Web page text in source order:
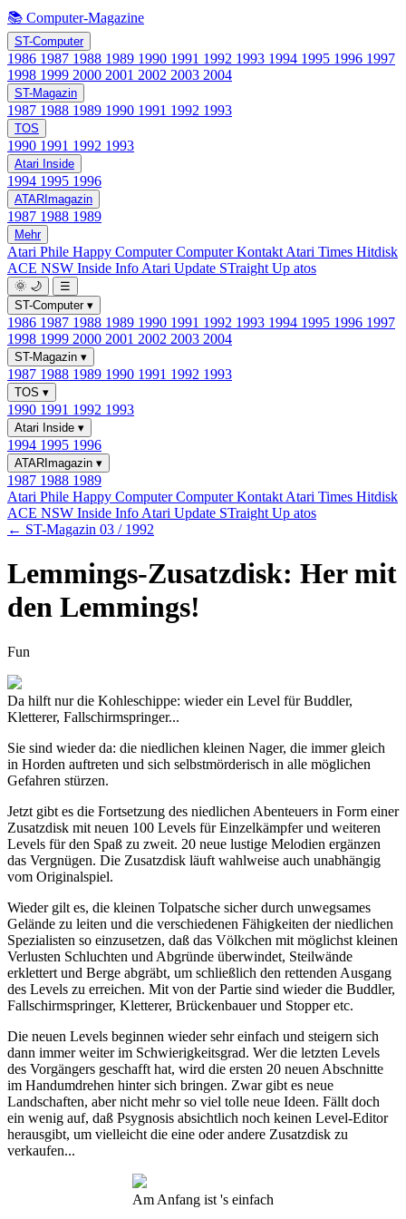
📚 Computer-Magazine
ST-Computer
1986 1987 1988 1989 1990 1991 1992 1993 1994 1995 1996 1997
1998 1999 2000 2001 2002 2003 2004
ST-Magazin
1987 1988 1989 1990 1991 1992 1993
TOS
1990 1991 1992 1993
Atari Inside
1994 1995 1996
ATARImagazin
1987 1988 1989
Mehr
Atari Phile Happy ComputerComputer Kontakt Atari Times Hitdisk
ACE NSW Inside Info Atari Update STraight Up atos
🌞 🌙
☰
ST-Computer ▾
1986 1987 1988 1989 1990 1991 1992 1993 1994 1995 1996 1997
1998 1999 2000 2001 2002 2003 2004
ST-Magazin ▾
1987 1988 1989 1990 1991 1992 1993
TOS ▾
1990 1991 1992 1993
Atari Inside ▾
1994 1995 1996
ATARImagazin ▾
1987 1988 1989
Atari Phile Happy ComputerComputer Kontakt Atari Times Hitdisk
ACE NSW Inside Info Atari Update STraight Up atos
← ST-Magazin 03 / 1992
Lemmings-Zusatzdisk: Her mit
den Lemmings!
Fun
Da hilft nur die Kohleschippe: wieder ein Level für Buddler,
Kletterer, Fallschirmspringer...
Sie sind wieder da: die niedlichen kleinen Nager, die immer gleich
in Horden auftreten und sich selbstmörderisch in alle möglichen
Gefahren stürzen.
Jetzt gibt es die Fortsetzung des niedlichen Abenteuers in Form einer
Zusatzdisk mit neuen 100 Levels für Einzelkämpfer und weiteren
Levels für den Spaß zu zweit. 20 neue lustige Melodien ergänzen
das Vergnügen. Die Zusatzdisk läuft wahlweise auch unabhängig
vom Originalspiel.
Wieder gilt es, die kleinen Tolpatsche sicher durch unwegsames
Gelände zu leiten und die verschiedenen Fähigkeiten der niedlichen
Spezialisten so einzusetzen, daß das Völkchen mit möglichst kleinen
Verlusten Schluchten und Abgründe überwindet, Steilwände
erklettert und Berge abgräbt, um schließlich den rettenden Ausgang
des Levels zu erreichen. Mit von der Partie sind wieder die Buddler,
Fallschirmspringer, Kletterer, Brückenbauer und Stopper etc.
Die neuen Levels beginnen wieder sehr einfach und steigern sich
dann immer weiter im Schwierigkeitsgrad. Wer die letzten Levels
des Vorgängers geschafft hat, wird die ersten 20 neuen Abschnitte
im Handumdrehen hinter sich bringen. Zwar gibt es neue
Landschaften, aber nicht mehr so viel tolle neue Ideen. Fällt doch
ein wenig auf, daß Psygnosis absichtlich noch keinen Level-Editor
herausgibt, um vielleicht die eine oder andere Zusatzdisk zu
verkaufen...
Am Anfang ist 's einfach